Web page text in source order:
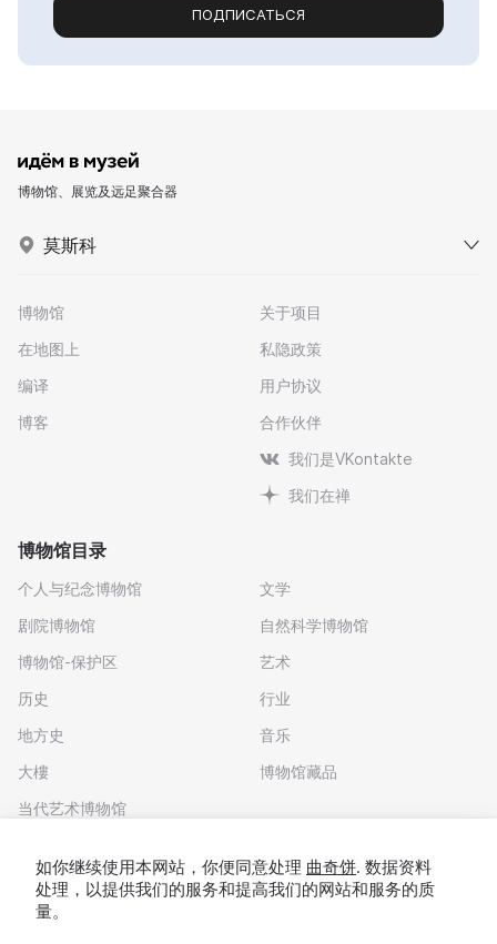
ПОДПИСАТЬСЯ
博物馆、展览及远足聚合器
莫斯科
博物馆
在地图上
编译
博客
关于项目
私隐政策
用户协议
合作伙伴
我们是VKontakte
我们在禅
博物馆目录
个人与纪念博物馆
剧院博物馆
博物馆-保护区
历史
地方史
大樓
当代艺术博物馆
文学
自然科学博物馆
艺术
行业
音乐
博物馆藏品
如你继续使用本网站，你便同意处理 曲奇饼. 数据资料
处理，以提供我们的服务和提高我们的网站和服务的质
量。